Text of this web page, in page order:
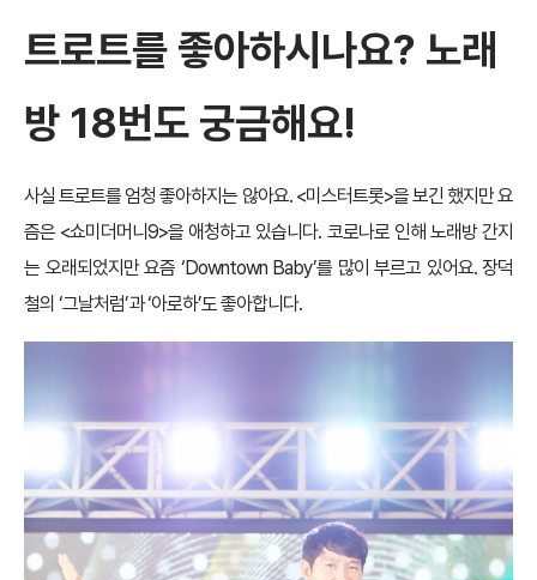
트로트를 좋아하시나요? 노래
방 18번도 궁금해요!
사실 트로트를 엄청 좋아하지는 않아요. <미스터트롯>을 보긴 했지만 요
즘은 <쇼미더머니9>을 애청하고 있습니다. 코로나로 인해 노래방 간지
는 오래되었지만 요즘 ‘Downtown Baby’를 많이 부르고 있어요. 장덕
철의 ‘그날처럼’과 ‘아로하’도 좋아합니다.